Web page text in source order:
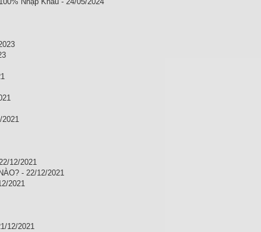
12/2021
- 22/12/2021
2021
12/2021